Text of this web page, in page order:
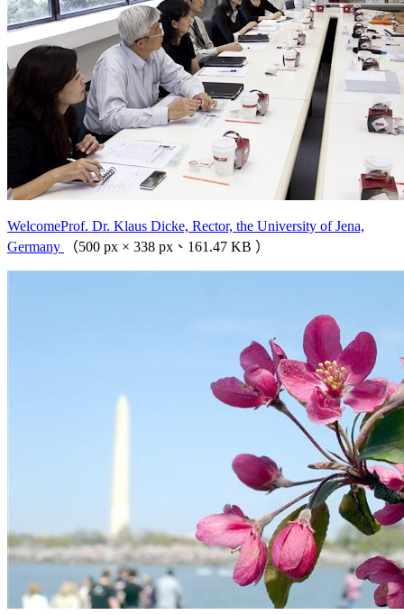
WelcomeProf. Dr. Klaus Dicke, Rector, the University of Jena,
Germany
（500 px × 338 px、161.47 KB ）